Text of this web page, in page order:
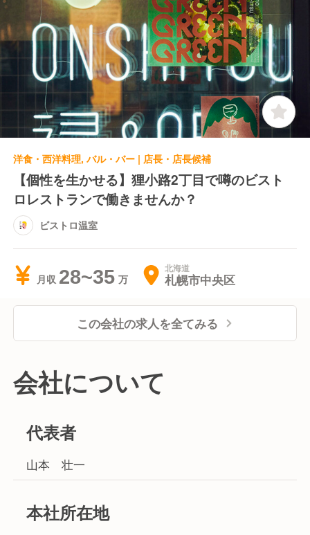
洋食・西洋料理, バル・バー | 店長・店長候補
【個性を生かせる】狸小路2丁目で噂のビスト
ロレストランで働きませんか？
ビストロ温室
月収 28~35 北海道
札幌市中央区
この会社の求人を全てみる
会社について
代表者
山本 壮一
本社所在地